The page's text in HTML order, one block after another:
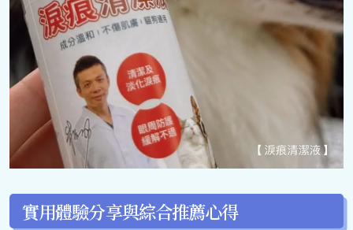
實用體驗分享與綜合推薦心得